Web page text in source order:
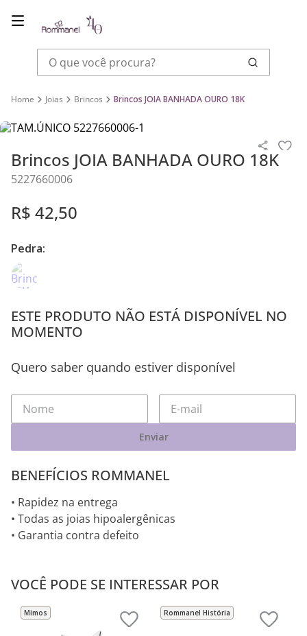
O que você procura?
Joias Brincos Brincos JOIA BANHADA OURO 18K
Brincos JOIA BANHADA OURO 18K
5227660006
R$ 42,50
Pedra:
ESTE PRODUTO NÃO ESTÁ DISPONÍVEL NO
MOMENTO
Quero saber quando estiver disponível
Enviar
BENEFÍCIOS ROMMANEL
• Rapidez na entrega
• Todas as joias hipoalergênicas
• Garantia contra defeito
VOCÊ PODE SE INTERESSAR POR
Mimos Rommanel História